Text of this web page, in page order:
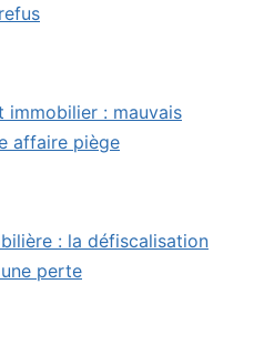
immobilier : mauvais
affaire piège
: la défiscalisation
perte